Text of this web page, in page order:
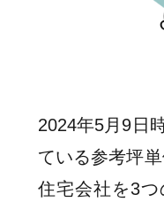
2024年5月9日
ている参考坪
住宅会社を3